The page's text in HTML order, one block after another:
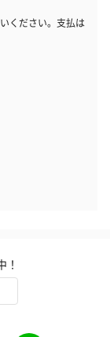
ください。支払は